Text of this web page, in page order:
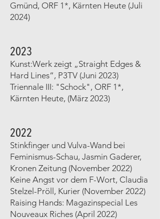
Gmünd, ORF 1*, Kärnten Heute (Juli
2024)
2023
Kunst:Werk zeigt „Straight Edges &
Hard Lines“, P3TV (Juni 2023)
Triennale III: "Schock", ORF 1*,
Kärnten Heute, (März 2023)
2022
Stinkfinger und Vulva-Wand bei
Feminismus-Schau, Jasmin Gaderer,
Kronen Zeitung (November 2022)
Keine Angst vor dem F-Wort, Claudia
Stelzel-Pröll, Kurier (November 2022)
Raising Hands: Magazinspecial Les
Nouveaux Riches (April 2022)